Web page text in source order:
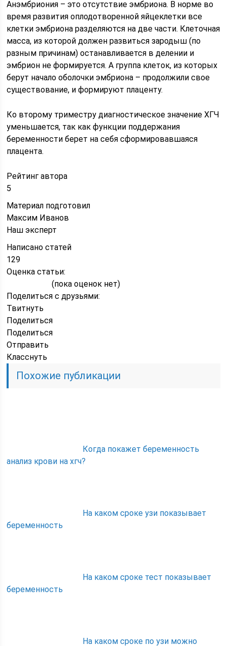
Анэмбриония – это отсутствие эмбриона. В норме во
время развития оплодотворенной яйцеклетки все
клетки эмбриона разделяются на две части. Клеточная
масса, из которой должен развиться зародыш (по
разным причинам) останавливается в делении и
эмбрион не формируется. А группа клеток, из которых
берут начало оболочки эмбриона – продолжили свое
существование, и формируют плаценту.
Ко второму триместру диагностическое значение ХГЧ
уменьшается, так как функции поддержания
беременности берет на себя сформировавшаяся
плацента.
Рейтинг автора
5
Материал подготовил
Максим Иванов
Наш эксперт
Написано статей
129
Оценка статьи:
(пока оценок нет)
Поделиться с друзьями:
Твитнуть
Поделиться
Поделиться
Отправить
Класснуть
Похожие публикации
Когда покажет беременность
анализ крови на хгч?
На каком сроке узи показывает
беременность
На каком сроке тест показывает
беременность
На каком сроке по узи можно